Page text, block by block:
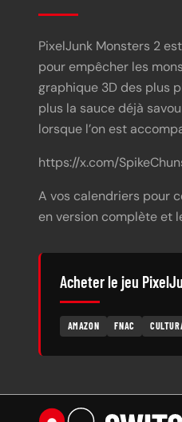
PixelJunk Monsters 2
pour empêcher les
graphique 3D des plus
plus la sauce déjà
lorsque l’on est
https://x.com/
A vos calendriers pour
en version complète et
Acheter le jeu
AMAZON FNAC